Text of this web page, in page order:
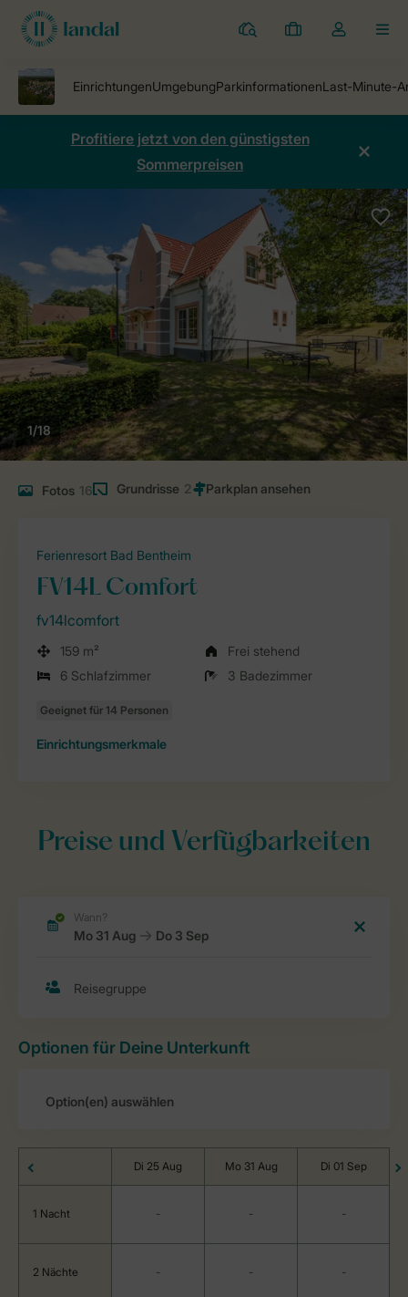
Ferienparks
Meine
Dropdown-
öffnen
Profitiere jetzt von den günstigsten
Sommerpreisen
1/18
Fotos 16 Grundrisse 2
Ferienresort Bad Bentheim
FV14L Comfort
fv14lcomfort
159 m²
Frei stehend
6 Schlafzimmer
3 Badezimmer
Einrichtungsmerkmale
Preise und Verfügbarkeiten
Optionen für Deine Unterkunft
Di 25 Aug Mo 31 Aug Di 01 Sep
1 Nacht - - -
2 Nächte - - -